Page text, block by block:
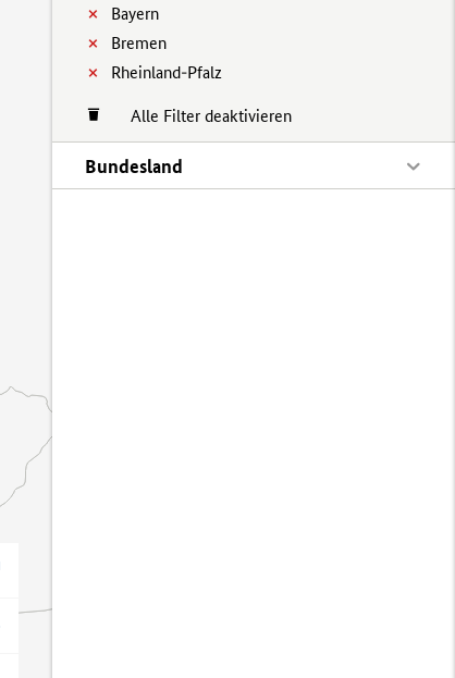
Bayern
Bremen
Rheinland-Pfalz
Alle Filter deaktivieren
Bundesland